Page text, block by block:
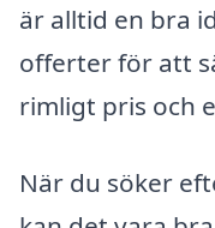
är alltid en bra
offerter för att
rimligt pris och
När du söker